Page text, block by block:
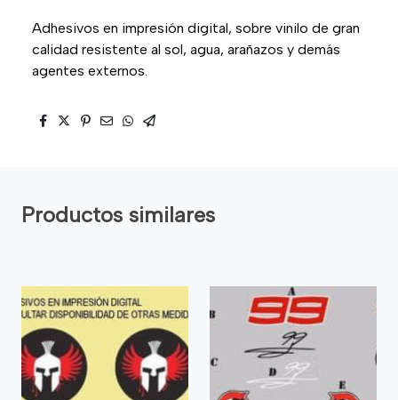
Adhesivos en impresión digital, sobre vinilo de gran
calidad resistente al sol, agua, arañazos y demás
agentes externos.
Productos similares